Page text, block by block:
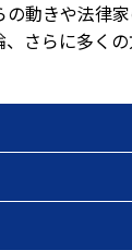
の動きや法律
、さらに多く